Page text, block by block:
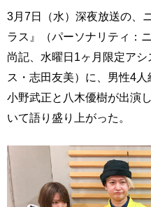
3月7日（水）深夜放送の、
ラス』（パーソナリティ：
尚記、水曜日1ヶ月限定ア
ス・志田友美）に、男性4
小野武正と八木優樹が出演
いて語り盛り上がった。